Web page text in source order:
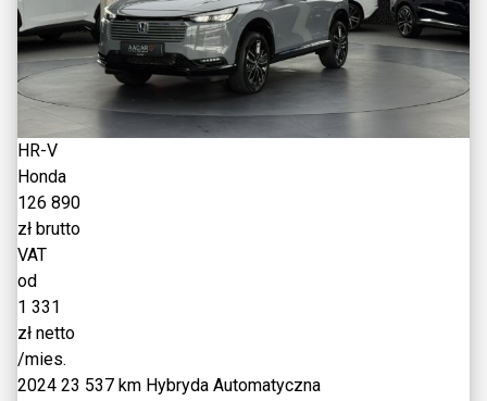
HR-V
Honda
126 890
zł brutto
VAT
od
1 331
zł netto
/mies.
2024 23 537 km Hybryda Automatyczna